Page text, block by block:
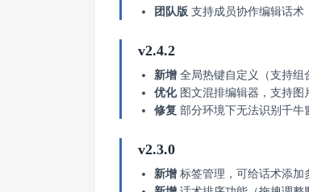
团队版 支持成员协作编辑话术
v2.4.2
新增 全局热键自定义（支持组
优化图文混排编辑器，支持图
修复 部分环境下无法识别千牛
v2.3.0
新增 标签管理，可给话术添加